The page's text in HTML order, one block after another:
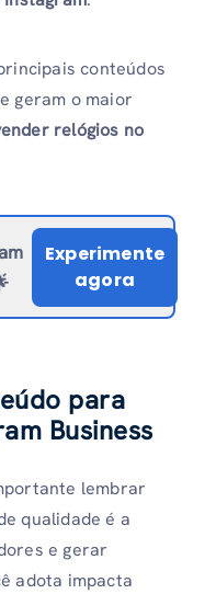
conteúdos
geram o maior
relógios no
Experimente
agora
para
Business
lembrar
qualidade é a
e gerar
adota impacta